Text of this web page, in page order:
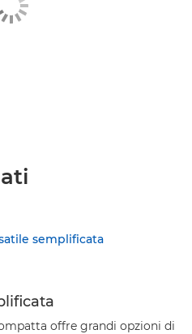
offre grandi opzioni di